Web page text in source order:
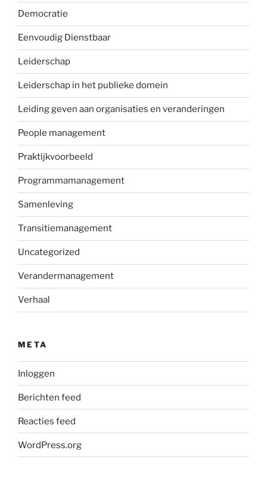
Democratie
Eenvoudig Dienstbaar
Leiderschap
Leiderschap in het publieke domein
Leiding geven aan organisaties en veranderingen
People management
Praktijkvoorbeeld
Programmamanagement
Samenleving
Transitiemanagement
Uncategorized
Verandermanagement
Verhaal
META
Inloggen
Berichten feed
Reacties feed
WordPress.org